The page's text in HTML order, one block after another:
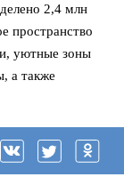
2,4 млн
пространство
уютные зоны
а также